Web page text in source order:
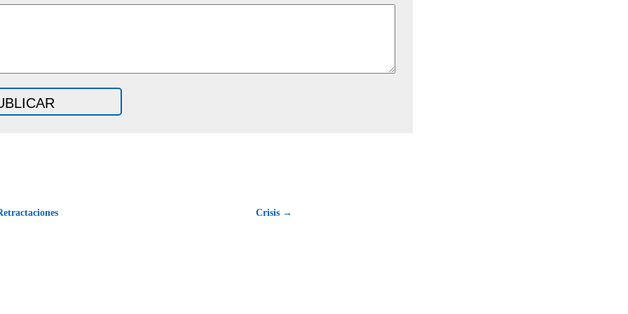
Crisis →